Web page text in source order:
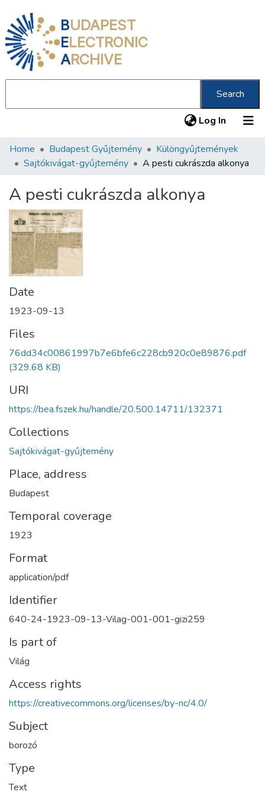
BUDAPEST
ELECTRONIC
ARCHIVE
Search
Log In (current)
Communities & Collections
Statistics
About us
Home Budapest Gyűjtemény
Különgyűjtemények
Sajtókivágat-gyűjtemény
A pesti cukrászda alkonya
A pesti cukrászda alkonya
Date
1923-09-13
Files
76dd34c00861997b7e6bfe6c228cb920c0e89876.pdf
(329.68 KB)
URI
https://bea.fszek.hu/handle/20.500.14711/132371
Collections
Sajtókivágat-gyűjtemény
Place, address
Budapest
Temporal coverage
1923
Format
application/pdf
Identifier
640-24-1923-09-13-Vilag-001-001-gizi259
Is part of
Világ
Access rights
https://creativecommons.org/licenses/by-nc/4.0/
Subject
borozó
Type
Text